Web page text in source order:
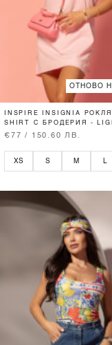
ОТНОВО
INSPIRE INSIGNIA
SHIRT С БРОДЕРИЯ -
€77 / 150.60 ЛВ.
XS S M